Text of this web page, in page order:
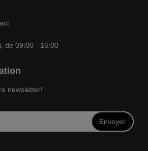
de 09:00 - 16:00
newsletter!
Envoyer